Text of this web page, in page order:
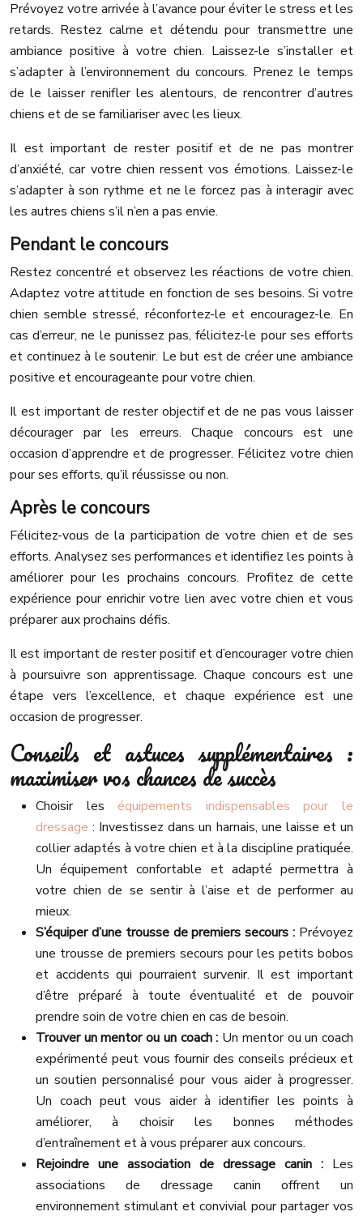
Prévoyez votre arrivée à l’avance pour éviter le stress et les
retards. Restez calme et détendu pour transmettre une
ambiance positive à votre chien. Laissez-le s’installer et
s’adapter à l’environnement du concours. Prenez le temps
de le laisser renifler les alentours, de rencontrer d’autres
chiens et de se familiariser avec les lieux.
Il est important de rester positif et de ne pas montrer
d’anxiété, car votre chien ressent vos émotions. Laissez-le
s’adapter à son rythme et ne le forcez pas à interagir avec
les autres chiens s’il n’en a pas envie.
Pendant le concours
Restez concentré et observez les réactions de votre chien.
Adaptez votre attitude en fonction de ses besoins. Si votre
chien semble stressé, réconfortez-le et encouragez-le. En
cas d’erreur, ne le punissez pas, félicitez-le pour ses efforts
et continuez à le soutenir. Le but est de créer une ambiance
positive et encourageante pour votre chien.
Il est important de rester objectif et de ne pas vous laisser
décourager par les erreurs. Chaque concours est une
occasion d’apprendre et de progresser. Félicitez votre chien
pour ses efforts, qu’il réussisse ou non.
Après le concours
Félicitez-vous de la participation de votre chien et de ses
efforts. Analysez ses performances et identifiez les points à
améliorer pour les prochains concours. Profitez de cette
expérience pour enrichir votre lien avec votre chien et vous
préparer aux prochains défis.
Il est important de rester positif et d’encourager votre chien
à poursuivre son apprentissage. Chaque concours est une
étape vers l’excellence, et chaque expérience est une
occasion de progresser.
Conseils et astuces supplémentaires :
maximiser vos chances de succès
Choisir leséquipements indispensables pour le
dressage : Investissez dans un harnais, une laisse et un
collier adaptés à votre chien et à la discipline pratiquée.
Un équipement confortable et adapté permettra à
votre chien de se sentir à l’aise et de performer au
mieux.
S’équiper d’une trousse de premiers secours : Prévoyez
une trousse de premiers secours pour les petits bobos
et accidents qui pourraient survenir. Il est important
d’être préparé à toute éventualité et de pouvoir
prendre soin de votre chien en cas de besoin.
Trouver un mentor ou un coach : Un mentor ou un coach
expérimenté peut vous fournir des conseils précieux et
un soutien personnalisé pour vous aider à progresser.
Un coach peut vous aider à identifier les points à
améliorer, à choisir les bonnes méthodes
d’entraînement et à vous préparer aux concours.
Rejoindre une association de dressage canin : Les
associations de dressage canin offrent un
environnement stimulant et convivial pour partager vos